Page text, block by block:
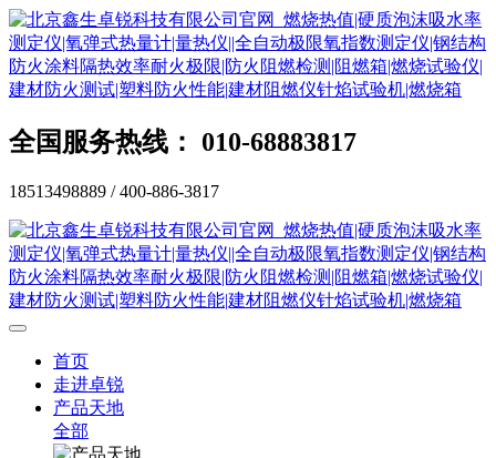
全国服务热线： 010-68883817
18513498889 / 400-886-3817
首页
走进卓锐
产品天地
全部